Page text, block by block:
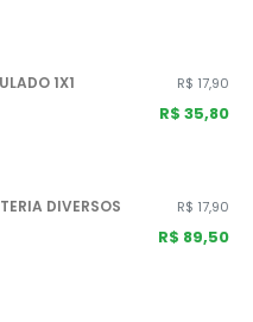
1X1 R$ 17,90
R$ 35,80
DIVERSOS R$ 17,90
R$ 89,50